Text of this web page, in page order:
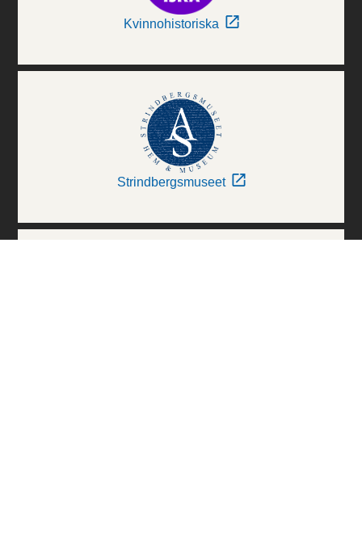
Kvinnohistoriska
Strindbergsmuseet